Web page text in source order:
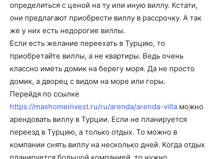
определиться с ценой на ту или иную виллу. Кстати,
они предлагают приобрести виллу в рассрочку. А так
же у них есть недорогие виллы.
Если есть желание переехать в Турцию, то
приобретайте виллы, а не квартиры. Ведь очень
классно иметь домик на берегу моря. Да не просто
домик, а дворец с видом на море или горы.
Перейдя по ссылке
https://maxhomeinvest.ru/ru/arenda/arenda-villa можно
арендовать виллу в Турции. Если не планируется
переезд в Турцию, а только отдых. То можно в
компании снять виллу на несколько дней. Когда отдых